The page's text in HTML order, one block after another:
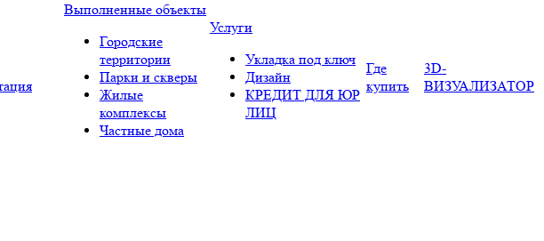
Выполненные объекты
Городские
территории
Парки и скверы
Жилые
комплексы
Частные дома
Услуги
Укладка под ключ
Дизайн
КРЕДИТ ДЛЯ ЮР
ЛИЦ
Где
купить
3D-
ВИЗУАЛИЗАТОР